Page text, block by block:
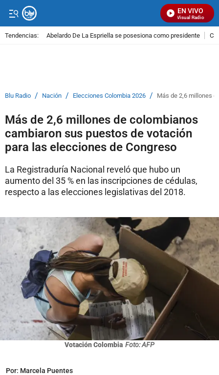
EN VIVO
Señal Visual Radio
Tendencias: Abelardo De La Espriella se posesiona como presidente
Blu Radio / Nación / Elecciones Colombia 2026 / Más de 2,6 millones
Más de 2,6 millones de colombianos
cambiaron sus puestos de votación
para las elecciones de Congreso
La Registraduría Nacional reveló que hubo un
aumento del 35 % en las inscripciones de cédulas,
respecto a las elecciones legislativas del 2018.
Votación Colombia Foto: AFP
Por: Marcela Puentes